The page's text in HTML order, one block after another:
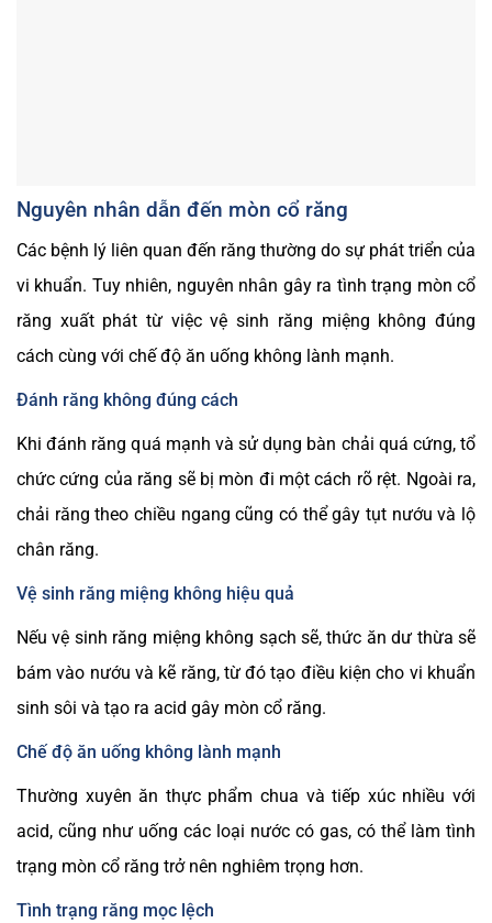
Nguyên nhân dẫn đến mòn cổ răng
Các bệnh lý liên quan đến răng thường do sự phát triển của
vi khuẩn. Tuy nhiên, nguyên nhân gây ra tình trạng mòn cổ
răng xuất phát từ việc vệ sinh răng miệng không đúng
cách cùng với chế độ ăn uống không lành mạnh.
Đánh răng không đúng cách
Khi đánh răng quá mạnh và sử dụng bàn chải quá cứng, tổ
chức cứng của răng sẽ bị mòn đi một cách rõ rệt. Ngoài ra,
chải răng theo chiều ngang cũng có thể gây tụt nướu và lộ
chân răng.
Vệ sinh răng miệng không hiệu quả
Nếu vệ sinh răng miệng không sạch sẽ, thức ăn dư thừa sẽ
bám vào nướu và kẽ răng, từ đó tạo điều kiện cho vi khuẩn
sinh sôi và tạo ra acid gây mòn cổ răng.
Chế độ ăn uống không lành mạnh
Thường xuyên ăn thực phẩm chua và tiếp xúc nhiều với
acid, cũng như uống các loại nước có gas, có thể làm tình
trạng mòn cổ răng trở nên nghiêm trọng hơn.
Tình trạng răng mọc lệch